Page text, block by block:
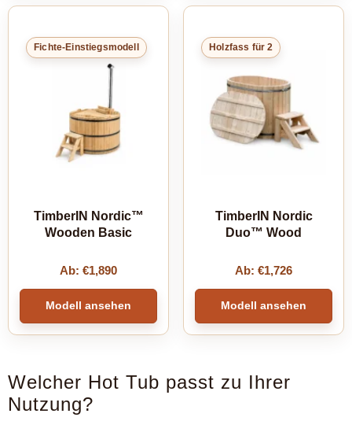
Fichte-Einstiegsmodell
TimberIN Nordic™
Wooden Basic
Ab: €1,890
Modell ansehen
Holzfass für 2
TimberIN Nordic
Duo™ Wood
Ab: €1,726
Modell ansehen
Welcher Hot Tub passt zu Ihrer
Nutzung?